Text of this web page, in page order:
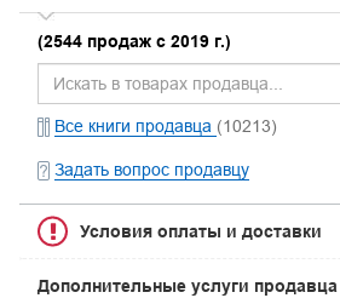
(2544 продаж с 2019 г.)
Все книги продавца (10213)
Задать вопрос продавцу
Условия оплаты и доставки
Дополнительные услуги продавца